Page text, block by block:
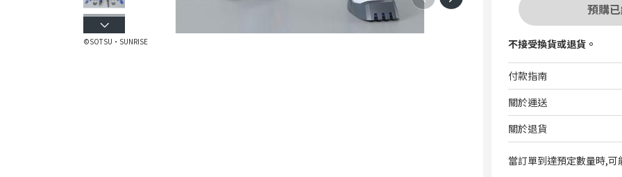
©SOTSU・SUNRISE
預購
不接受換貨或退貨。
付款指南
關於運送
關於退貨
當訂單到達預定數量時,可